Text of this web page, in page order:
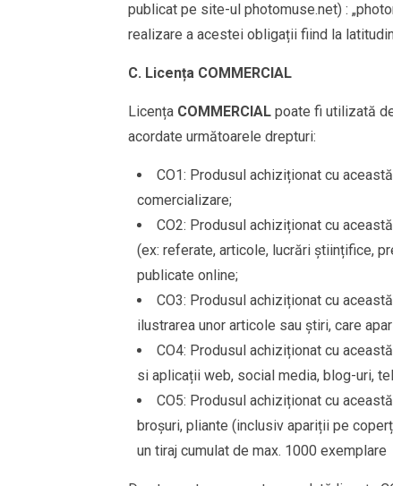
publicat pe site-ul photomuse.net) :
realizare a acestei obligații fiind la
C. Licența COMMERCIAL
Licența COMMERCIAL poate fi utilizată
acordate următoarele drepturi:
CO1: Produsul achiziționat cu
comercializare;
CO2: Produsul achiziționat cu
(ex: referate, articole, lucrări științifice,
publicate online;
CO3: Produsul achiziționat cu
ilustrarea unor articole sau știri, care
CO4: Produsul achiziționat cu
si aplicații web, social media, blog-uri,
CO5: Produsul achiziționat cu
broșuri, pliante (inclusiv apariții pe
un tiraj cumulat de max. 1000 exemplare